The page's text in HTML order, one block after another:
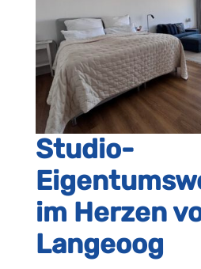
Studio-
im Herzen
Langeoog